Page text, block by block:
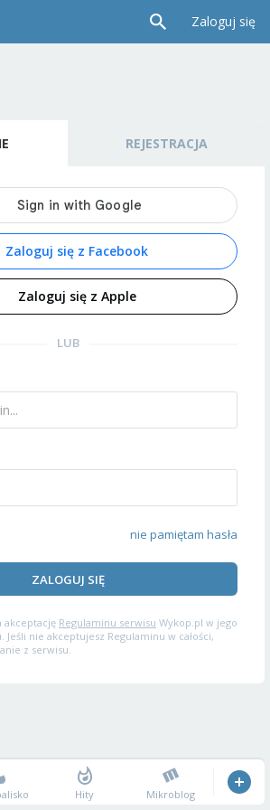
Zaloguj się
REJESTRACJA
Zaloguj się z Facebook
Zaloguj się z Apple
LUB
nie pamiętam hasła
ZALOGUJ SIĘ
akceptację Regulaminu serwisu Wykop.pl w jego
nie akceptujesz Regulaminu w całości,
z serwisu.
Hity Mikroblog